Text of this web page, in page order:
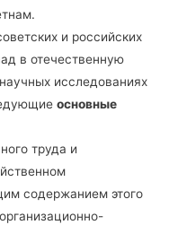
и российских
в отечественную
исследованиях
основные
труда и
содержанием этого